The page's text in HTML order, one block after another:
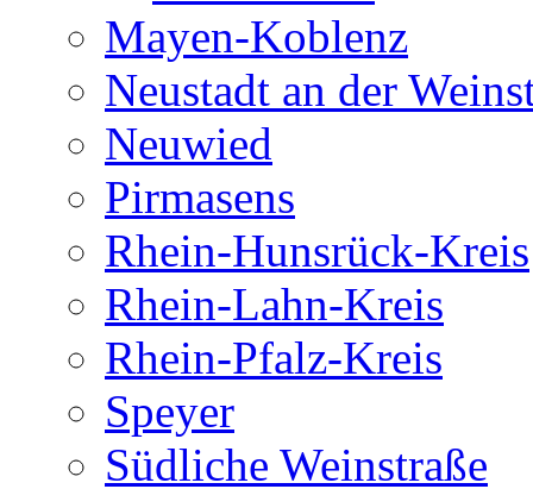
Mayen-Koblenz
Neustadt an der
Neuwied
Pirmasens
Rhein-Hunsrück-Kreis
Rhein-Lahn-Kreis
Rhein-Pfalz-Kreis
Speyer
Südliche Weinstraße